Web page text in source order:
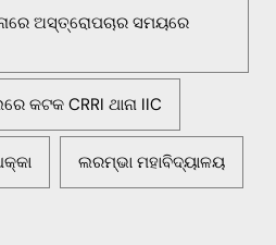
ଅସ୍ତ୍ରୋପଚାର ସମୟରେ
କଟକ CRRI ଥାନା IIC
ଲରମ୍ଭା ମହାବିଦ୍ୟାଳୟ